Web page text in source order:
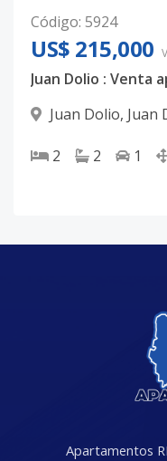
Código: 5924
US$ 215,000
Juan Dolio, Juan
2 2 1
Apartamentos